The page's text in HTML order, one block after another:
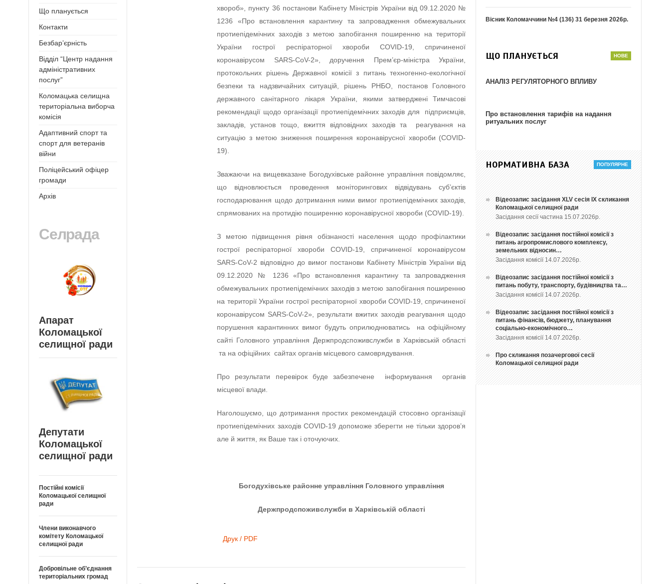
хвороб», пункту 36 постанови Кабінету Міністрів України від 09.12.2020 №
1236 «Про встановлення карантину та запровадження обмежувальних
протиепідемічних заходів з метою запобігання поширенню на території
України гострої респіраторної хвороби COVID-19, спричиненої
коронавірусом SARS-CoV-2», доручення Прем’єр-міністра України,
протокольних рішень Державної комісії з питань техногенно-екологічної
безпеки та надзвичайних ситуацій, рішень РНБО, постанов Головного
державного санітарного лікаря України, якими затверджені Тимчасові
рекомендації щодо організації протиепідемічних заходів для підприємців,
закладів, установ тощо, вжиття відповідних заходів та реагування на
ситуацію з метою зниження поширення коронавірусної хвороби (COVID-
19).
Зважаючи на вищевказане Богодухівське районне управління повідомляє,
що відновлюється проведення моніторингових відвідувань суб’єктів
господарювання щодо дотримання ними вимог протиепідемічних заходів,
спрямованих на протидію поширенню коронавірусної хвороби (COVID-19).
З метою підвищення рівня обізнаності населення щодо профілактики
гострої респіраторної хвороби COVID-19, спричиненої коронавірусом
SARS-CoV-2 відповідно до вимог постанови Кабінету Міністрів України від
09.12.2020 № 1236 «Про встановлення карантину та запровадження
обмежувальних протиепідемічних заходів з метою запобігання поширенню
на території України гострої респіраторної хвороби COVID-19, спричиненої
коронавірусом SARS-CoV-2», результати вжитих заходів реагування щодо
порушення карантинних вимог будуть оприлюднюватись на офіційному
сайті Головного управління Держпродспоживслужби в Харківській області
та на офіційних сайтах органів місцевого самоврядування.
Про результати перевірок буде забезпечене інформування органів
місцевої влади.
Наголошуємо, що дотримання простих рекомендацій стосовно організації
протиепідемічних заходів COVID-19 допоможе зберегти не тільки здоров’я
але й життя, як Ваше так і оточуючих.
Богодухівське районне управління Головного управління
Держпродспоживслужби в Харківській області
Друк / PDF
Що планується
Контакти
Безбар’єрність
Відділ “Центр надання
адміністративних
послуг”
Коломацька селищна
територіальна виборча
комісія
Адаптивний спорт та
спорт для ветеранів
війни
Поліцейський офіцер
громади
Архів
Селрада
Апарат
Коломацької
селищної ради
Депутати
Коломацької
селищної ради
Постійні комісії
Коломацької селищної
ради
Члени виконавчого
комітету Коломацької
селищної ради
Добровільне об’єднання
територіальних громад
Вісник Коломаччини №4 (136) 31 березня 2026р.
ЩО ПЛАНУЄТЬСЯ
АНАЛІЗ РЕГУЛЯТОРНОГО ВПЛИВУ
Про встановлення тарифів на надання
ритуальних послуг
НОРМАТИВНА БАЗА
Відеозапис засідання ХLV сесія ІХ скликання
Коломацької селищної ради
Засідання сесії частина 15.07.2026р.
Відеозапис засідання постійної комісії з
питань агропромислового комплексу,
земельних відносин…
Засідання комісії 14.07.2026р.
Відеозапис засідання постійної комісії з
питань побуту, транспорту, будівництва та…
Засідання комісії 14.07.2026р.
Відеозапис засідання постійної комісії з
питань фінансів, бюджету, планування
соціально-економічного…
Засідання комісії 14.07.2026р.
Про скликання позачергової сесії
Коломацької селищної ради